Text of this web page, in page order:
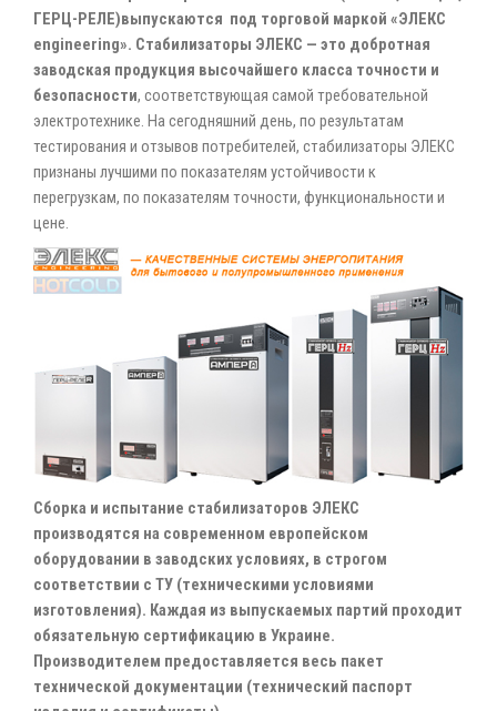
ГЕРЦ-РЕЛЕ)выпускаются под торговой маркой «ЭЛЕКС
engineering». Стабилизаторы ЭЛЕКС — это добротная
заводская продукция высочайшего класса точности и
безопасности, соответствующая самой требовательной
электротехнике. На сегодняшний день, по результатам
тестирования и отзывов потребителей, стабилизаторы ЭЛЕКС
признаны лучшими по показателям устойчивости к
перегрузкам, по показателям точности, функциональности и
цене.
Сборка и испытание стабилизаторов ЭЛЕКС
производятся на современном европейском
оборудовании в заводских условиях, в строгом
соответствии с ТУ (техническими условиями
изготовления). Каждая из выпускаемых партий проходит
обязательную сертификацию в Украине.
Производителем предоставляется весь пакет
технической документации (технический паспорт